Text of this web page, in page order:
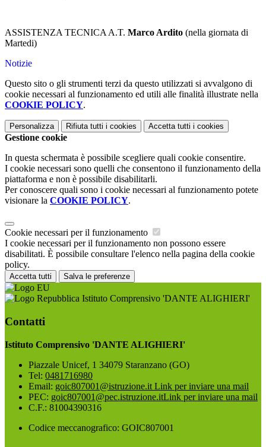
ASSISTENZA TECNICA A.T. Marco Ardito (nella giornata di
Martedi)
Notizie
Questo sito o gli strumenti terzi da questo utilizzati si avvalgono di
cookie necessari al funzionamento ed utili alle finalità illustrate nella
COOKIE POLICY.
Personalizza Rifiuta tutti i cookies Accetta tutti i cookies
Gestione cookie
In questa schermata è possibile scegliere quali cookie consentire.
I cookie necessari sono quelli che consentono il funzionamento della
piattaforma e non è possibile disabilitarli.
Per conoscere quali sono i cookie necessari al funzionamento potete
visionare la COOKIE POLICY.
Cookie necessari per il funzionamento
I cookie necessari per il funzionamento non possono essere
disabilitati. È possibile consultare l'elenco nella pagina della cookie
policy.
Accetta tutti Salva le preferenze
Istituto Comprensivo 'DANTE ALIGHIERI'
Contatti
Istituto Comprensivo 'DANTE ALIGHIERI'
Piazzale Unicef, 1 34079 Staranzano (GO)
Tel: 0481716980
Email: goic807001@istruzione.it Link per inviare una mail
PEC: goic807001@pec.istruzione.itLink per inviare una mail
C.F.: 81004390316
Codice meccanografico: GOIC807001